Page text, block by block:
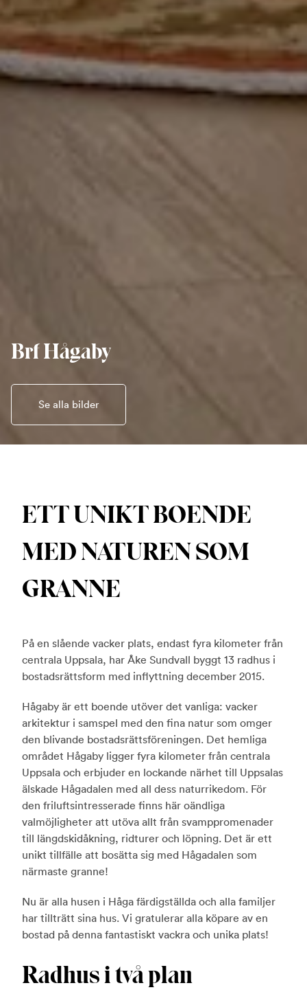
Brf Hågaby
Se alla bilder
ETT UNIKT BOENDE
MED NATUREN SOM
GRANNE
På en slående vacker plats, endast fyra kilometer från
centrala Uppsala, har Åke Sundvall byggt 13 radhus i
bostadsrättsform med inflyttning december 2015.
Hågaby är ett boende utöver det vanliga: vacker
arkitektur i samspel med den fina natur som omger
den blivande bostadsrättsföreningen. Det hemliga
området Hågaby ligger fyra kilometer från centrala
Uppsala och erbjuder en lockande närhet till Uppsalas
älskade Hågadalen med all dess naturrikedom. För
den friluftsintresserade finns här oändliga
valmöjligheter att utöva allt från svamppromenader
till längdskidåkning, ridturer och löpning. Det är ett
unikt tillfälle att bosätta sig med Hågadalen som
närmaste granne!
Nu är alla husen i Håga färdigställda och alla familjer
har tillträtt sina hus. Vi gratulerar alla köpare av en
bostad på denna fantastiskt vackra och unika plats!
Radhus i två plan